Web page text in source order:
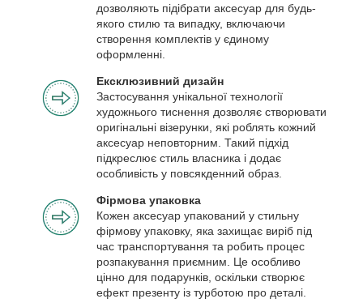
дозволяють підібрати аксесуар для будь-
якого стилю та випадку, включаючи
створення комплектів у єдиному
оформленні.
Ексклюзивний дизайн
Застосування унікальної технології
художнього тиснення дозволяє створювати
оригінальні візерунки, які роблять кожний
аксесуар неповторним. Такий підхід
підкреслює стиль власника і додає
особливість у повсякденний образ.
Фірмова упаковка
Кожен аксесуар упакований у стильну
фірмову упаковку, яка захищає виріб під
час транспортування та робить процес
розпакування приємним. Це особливо
цінно для подарунків, оскільки створює
ефект презенту із турботою про деталі.